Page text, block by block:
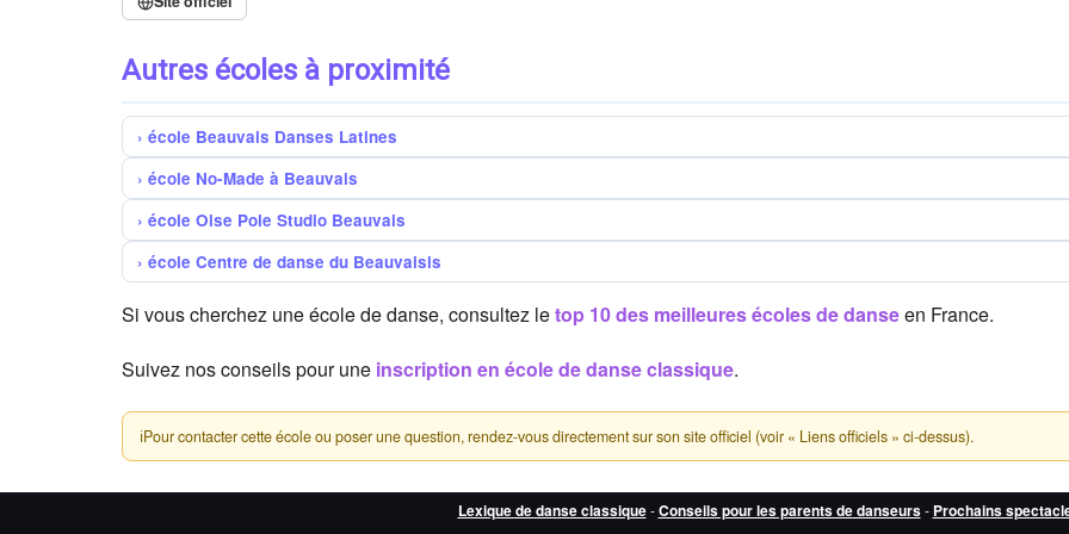
Autres écoles à proximité
école Beauvais Danses Latines
école No-Made à Beauvais
école Oise Pole Studio Beauvais
école Centre de danse du Beauvaisis
Si vous cherchez une école de danse, consultez letop 10 des meilleures écoles de danseen France.
Suivez nos conseils pour une inscription en école de danse classique.
ℹPour contacter cette école ou poser une question, rendez-vous directement sur son site officiel (voir « Liens officiels » ci-dessus).
Lexique de danse classique-Conseils pour les parents de danseurs- Prochains